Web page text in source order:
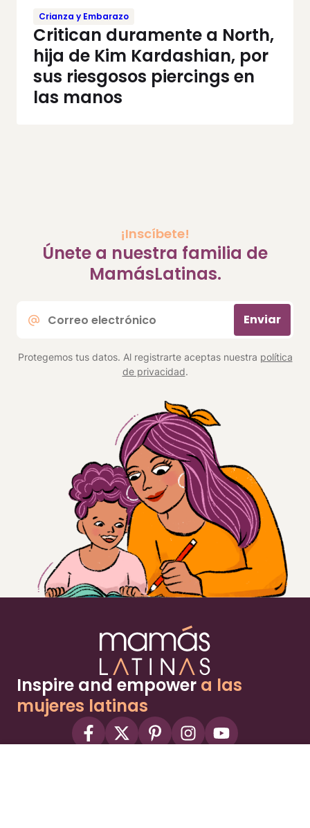
Crianza y Embarazo
Critican duramente a North,
hija de Kim Kardashian, por
sus riesgosos piercings en
las manos
¡Inscíbete!
Únete a nuestra familia de
MamásLatinas.
electrónico
Enviar
Protegemos tus datos. Al registrarte aceptas nuestra política
de privacidad.
Inspire and empower a las
mujeres latinas